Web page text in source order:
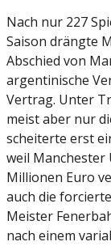
Nach nur 227
Saison drängte
Abschied von
argentinische
Vertrag. Unter
meist aber nur
scheiterte erst
weil Manchester
Millionen Euro
auch die
Meister
nach einem